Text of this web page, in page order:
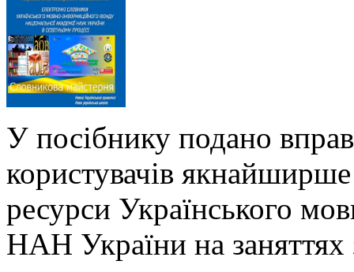
У посібнику подано
користувачів
ресурси Українського
НАН України на заняттях